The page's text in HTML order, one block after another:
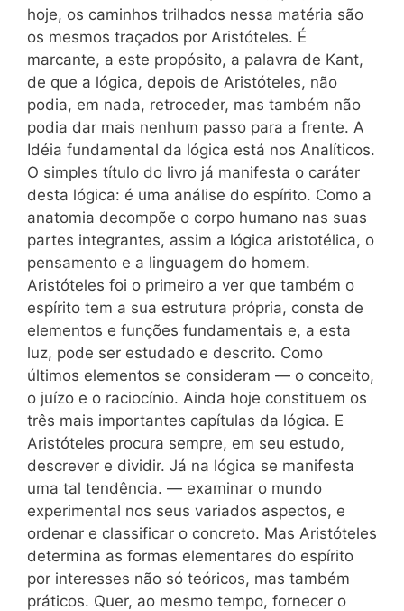
hoje, os caminhos trilhados nessa matéria são
os mesmos traçados por Aristóteles. É
marcante, a este propósito, a palavra de Kant,
de que a lógica, depois de Aristóteles, não
podia, em nada, retroceder, mas também não
podia dar mais nenhum passo para a frente. A
Idéia fundamental da lógica está nos Analíticos.
O simples título do livro já manifesta o caráter
desta lógica: é uma análise do espírito. Como a
anatomia decompõe o corpo humano nas suas
partes integrantes, assim a lógica aristotélica, o
pensamento e a linguagem do homem.
Aristóteles foi o primeiro a ver que também o
espírito tem a sua estrutura própria, consta de
elementos e funções fundamentais e, a esta
luz, pode ser estudado e descrito. Como
últimos elementos se consideram — o conceito,
o juízo e o raciocínio. Ainda hoje constituem os
três mais importantes capítulas da lógica. E
Aristóteles procura sempre, em seu estudo,
descrever e dividir. Já na lógica se manifesta
uma tal tendência. — examinar o mundo
experimental nos seus variados aspectos, e
ordenar e classificar o concreto. Mas Aristóteles
determina as formas elementares do espírito
por interesses não só teóricos, mas também
práticos. Quer, ao mesmo tempo, fornecer o